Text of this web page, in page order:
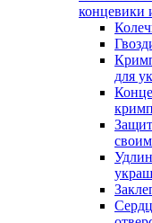
концевики
для